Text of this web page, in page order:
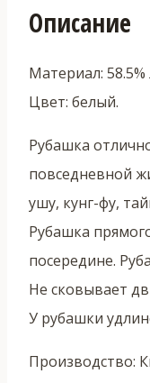
Описание
Материал: 58.5%
Цвет: белый.
Рубашка
повседневной
ушу, кунг-фу,
Рубашка
посередине.
Не сковывает
У рубашки
Производство: